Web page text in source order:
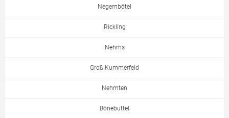
Negernbötel
Rickling
Nehms
Groß Kummerfeld
Nehmten
Bönebüttel